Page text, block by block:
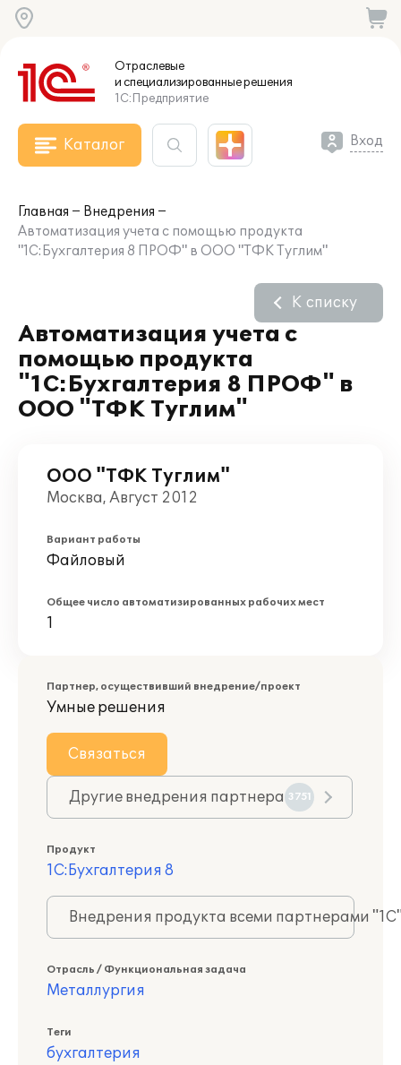
Отраслевые
и специализированныерешения
1С:Предприятие
Каталог Вход
Главная
Внедрения
Автоматизация учета с помощью продукта
"1С:Бухгалтерия 8 ПРОФ" в ООО "ТФК Туглим"
Автоматизация учета с
помощью продукта
"1С:Бухгалтерия 8 ПРОФ" в
ООО "ТФК Туглим"
К списку
ООО "ТФК Туглим"
Москва, Август 2012
Вариант работы
Файловый
Общее число автоматизированных рабочих мест
1
Партнер, осуществивший внедрение/проект
Умные решения
Связаться
Другие внедрения партнера 3751
Продукт
1С:Бухгалтерия 8
Внедрения продукта всеми партнерами
Отрасль / Функциональная задача
Металлургия
Теги
бухгалтерия